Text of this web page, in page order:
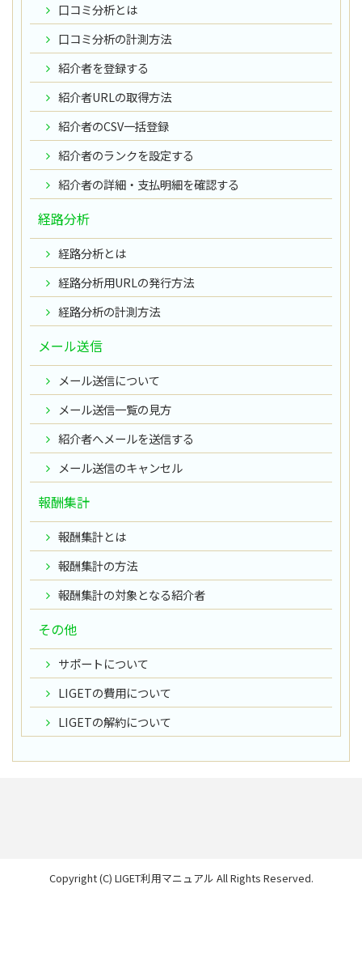
口コミ分析とは
口コミ分析の計測方法
紹介者を登録する
紹介者URLの取得方法
紹介者のCSV一括登録
紹介者のランクを設定する
紹介者の詳細・支払明細を確認する
経路分析
経路分析とは
経路分析用URLの発行方法
経路分析の計測方法
メール送信
メール送信について
メール送信一覧の見方
紹介者へメールを送信する
メール送信のキャンセル
報酬集計
報酬集計とは
報酬集計の方法
報酬集計の対象となる紹介者
その他
サポートについて
LIGETの費用について
LIGETの解約について
Copyright (C) LIGET利用マニュアル All Rights Reserved.